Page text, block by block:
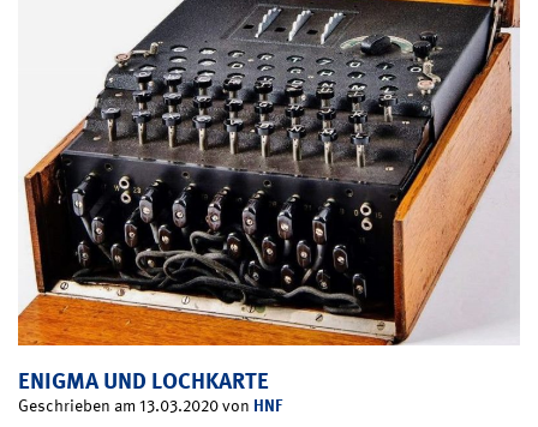
ENIGMA UND LOCHKARTE
Geschrieben am 13.03.2020 von HNF